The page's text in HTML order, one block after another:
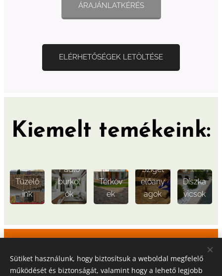
ÁRAJÁNLATKÉRÉS
ELÉRHETŐSÉGEK LETÖLTÉSE
Kiemelt temékeink:
Tüzelő
ink
Padló
burkol
ók
Térköv
ek
Sziget
előany
agok
Díszka
vicsok
Építkezik? Felújít? Segít Önnek a
BOLTÍV!
Sütiket használunk, hogy biztosítsuk a weboldal megfelelő
működését és biztonságát, valamint hogy a lehető legjobb